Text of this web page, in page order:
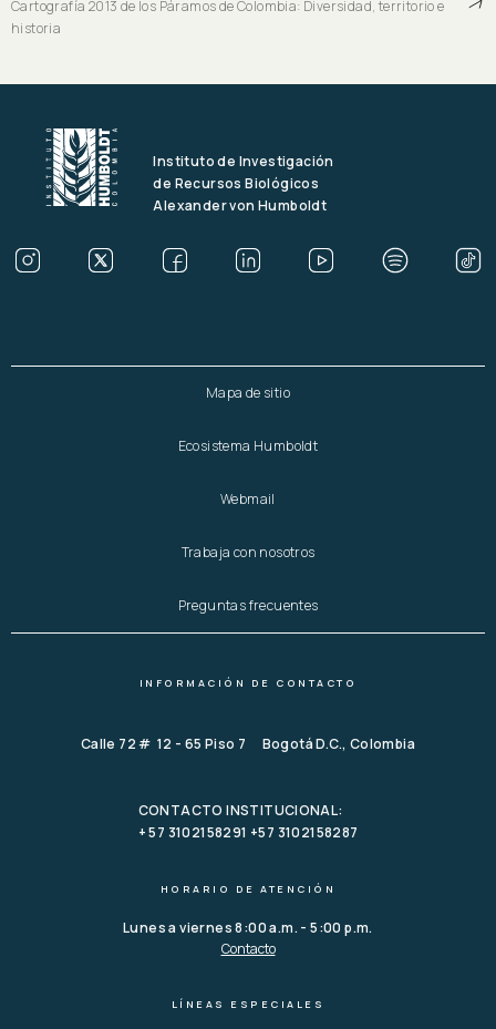
Cartografía 2013 de los Páramos de Colombia: Diversidad, territorio e
historia
Instituto de Investigación
de Recursos Biológicos
Alexander von Humboldt
Mapa de sitio
Ecosistema Humboldt
Webmail
Trabaja con nosotros
Preguntas frecuentes
INFORMACIÓN DE CONTACTO
Calle 72 # 12 - 65 Piso 7 Bogotá D.C., Colombia
CONTACTO INSTITUCIONAL:
+ 57 3102158291 +57 3102158287
HORARIO DE ATENCIÓN
Lunes a viernes 8:00 a.m. - 5:00 p.m.
Contacto
LÍNEAS ESPECIALES